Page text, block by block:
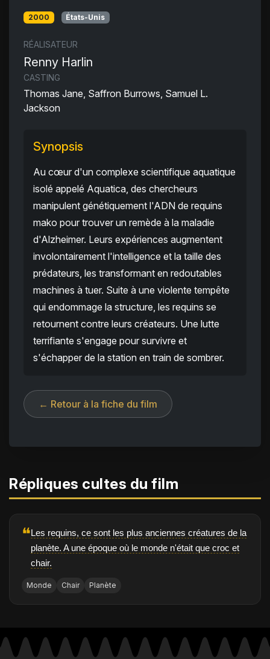
2000 États-Unis
RÉALISATEUR
Renny Harlin
CASTING
Thomas Jane, Saffron Burrows, Samuel L.
Jackson
Synopsis
Au cœur d'un complexe scientifique aquatique
isolé appelé Aquatica, des chercheurs
manipulent génétiquement l'ADN de requins
mako pour trouver un remède à la maladie
d'Alzheimer. Leurs expériences augmentent
involontairement l'intelligence et la taille des
prédateurs, les transformant en redoutables
machines à tuer. Suite à une violente tempête
qui endommage la structure, les requins se
retournent contre leurs créateurs. Une lutte
terrifiante s'engage pour survivre et
s'échapper de la station en train de sombrer.
← Retour à la fiche du film
Répliques cultes du film
❝Les requins, ce sont les plus anciennes créatures de la
planète. A une époque où le monde n'était que croc et
chair.
Monde Chair Planète